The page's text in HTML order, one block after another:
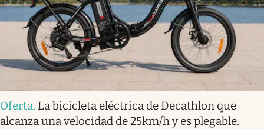
Oferta. La bicicleta eléctrica de Decathlon que
alcanza una velocidad de 25km/h y es plegable.